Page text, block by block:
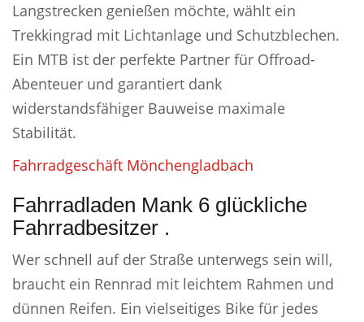
Langstrecken genießen möchte, wählt ein
Trekkingrad mit Lichtanlage und Schutzblechen.
Ein MTB ist der perfekte Partner für Offroad-
Abenteuer und garantiert dank
widerstandsfähiger Bauweise maximale
Stabilität.
Fahrradgeschäft Mönchengladbach
Fahrradladen Mank 6 glückliche
Fahrradbesitzer .
Wer schnell auf der Straße unterwegs sein will,
braucht ein Rennrad mit leichtem Rahmen und
dünnen Reifen. Ein vielseitiges Bike für jedes